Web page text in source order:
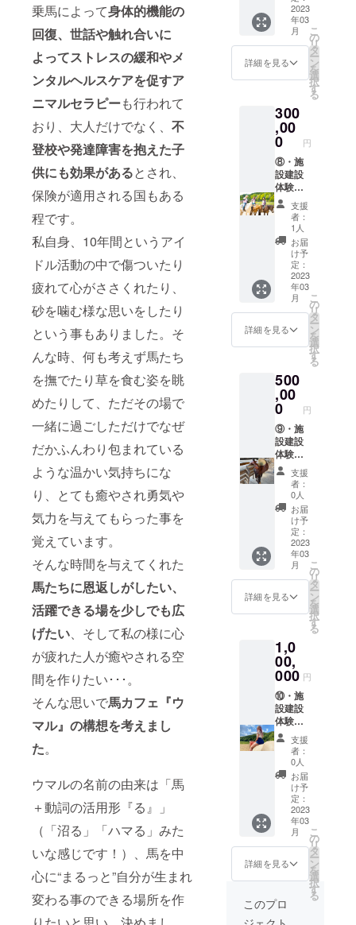
乗馬によって身体的機能の
回復、世話や触れ合いに
よってストレスの緩和やメ
ンタルヘルスケアを促すア
ニマルセラピーも行われて
おり、大人だけでなく、 不
登校や発達障害を抱えた子
供にも効果があるとされ、
保険が適用される国もある
程です。
私自身、10年間というアイ
ドル活動の中で傷ついたり
疲れて心がささくれたり、
砂を噛む様な思いをしたり
という事もありました。そ
んな時、何も考えず馬たち
を撫でたり草を食む姿を眺
めたりして、ただその場で
一緒に過ごしただけでなぜ
だかふんわり包まれている
ような温かい気持ちにな
り、とても癒やされ勇気や
気力を与えてもらった事を
覚えています。
そんな時間を与えてくれた
馬たちに恩返しがしたい、
活躍できる場を少しでも広
げたい、そして私の様に心
が疲れた人が癒やされる空
間を作りたい･･･。
そんな思いで馬カフェ『ウ
マル』の構想を考えまし
た。
ウマルの名前の由来は「馬
＋動詞の活用形『る』」
（「沼る」「ハマる」みた
いな感じです！）、馬を中
心に“まるっと”自分が生まれ
変わる事のできる場所を作
載下さ
い。経
験があ
る場合
はどの
程度の
作業が
も合わ
せてご
記載頂
けると
助かり
ます。
い」か
をご記
載下さ
い。経
験があ
る場合
はどの
作業が
可能か
も合わ
せてご
記載頂
けると
助かり
ます。
アン
ケート
形式で
調整さ
せて頂
一名様
となり
ますの
で、複
数人で
ご参加
された
い場合
はお一
人ずつ
のご支
援をお
願い致
しま
す。 初
めてお
迎えし
た馬の
様子を3
お送り
しま
す。 公
式サイ
トにご
支援者
様とし
てお名
前を掲
載させ
て頂き
ます。
ウマル
を応援
したい
という
方にお
すすめ
※備考欄
経験が
有る か
無い」
かをご
記載下
さい。
経験が
ある場
合はど
の程度
の作業
が可能
かも合
わせて
ご記載
頂ける
と助か
りま
ドファ
す。 建
設開始
時から
プレ
オープ
いつで
もご利
用頂け
ます。
メール
で作業
内容と
日時を
お知ら
せ致し
ますの
で、ご
都合の
付く時
に自由
にご参
加頂け
るよう
調整さ
せて頂
きま
す。 参
加権は
一名様
となり
ますの
で、複
数人で
ご参加
された
い場合
はお一
人ずつ
のご支
援をお
願い致
迎えし
た馬の
様子を3
分間撮
影して
お送り
しま
す。 公
式サイ
トと施
設内看
板にご
支援者
様とし
てお名
前を掲
載させ
て頂き
を見る
たびに
わった
施設に
お迎え
した馬
と触れ
合う時
間は、
特別な
リラク
ゼー
ション
を感じ
てもら
えると
思いま
す。 建
設開始
時から
プレ
オープ
ンまで
のご案
内時に
いつで
もご利
用頂け
ます。
で作業
内容と
日時を
お知ら
せ致し
ますの
で、ご
都合の
付く時
に自由
にご参
加頂け
るよう
アン
ケート
形式で
調整さ
せて頂
きま
す。 公
トと施
設内看
板にご
支援者
様とし
てお名
前を掲
載させ
て頂き
ます。
グラン
ドオー
プン前
の約1ヶ
月間、
関係者
として
プレ
オープ
ン期間
に2名様
でご利
乗コー
スの馬
道整備
など、
施設建
設に関
わる
作業に
参加し
て一緒
にウマ
ルを
作って
下さ
い。DIY
初心者
の方か
らプロ
の方ま
で多く
の方に
ご参加
頂きた
いで
す。 自
分が建
設に関
施設に
お迎え
した馬
と触れ
合う時
間は、
きっと
特別な
リラク
ゼー
ション
を感じ
てもら
えると
思いま
す。 建
設開始
時から
プレ
オープ
のご案
内時に
いつで
もご利
用頂け
ます。
メール
で作業
内容と
日時を
お知ら
せ致し
ますの
で、ご
都合の
付く時
に自由
にご参
加頂け
るよう
アン
ケート
看板に
記名1年
間 ・
馬の勉
強会1回
＆プレ
オープ
入場権2
名様
・記
念植樹1
本（桜
or林
檎）
クラ
ブハウ
スや厩
舎、馬
場や外
乗コー
スの馬
道整備
など、
施設建
設に関
わる
様々な
参加し
て一緒
にウマ
ルを
作って
下さ
い。DIY
初心者
の方か
らプロ
の方ま
で多く
の方に
ご参加
頂きた
いで
す。 自
分が建
設に関
わった
お迎え
した馬
と触れ
合う時
間は、
きっと
特別な
リラク
ゼー
ション
を感じ
てもら
えると
思いま
す。 建
設開始
時から
プレ
オープ
ンまで
のご案
内時に
2023
年03
月
詳細を見る
こ
の
リ
タ
ー
ン
を
選
択
す
る
300
,00
0 円
⑧・施
設建設
体験参
加権4名
様分
・公
式サイ
ト及び
施設内
看板に
記名1年
間 ・
支援者
様限定
カメラ
24時間
イブ配
信のご
視聴
・記
念植樹2
本（桜
＆林
檎） ク
ラブハ
ウスや
厩舎、
馬場や
外乗
コース
の馬道
整備な
ど、施
設建設
に関わ
る様々
に参加
して一
緒にウ
マルを
作って
下さ
い。DIY
初心者
の方か
らプロ
の方ま
で多く
の方に
ご参加
頂きた
いで
す。 自
分が建
設に関
わった
施設に
お迎え
支援
者：
1人
お届
け予
定：
2023
年03
月
詳細を見る
こ
の
リ
タ
ー
ン
を
選
択
す
る
500
,00
0 円
⑨・施
設建設
体験参
加権4名
様分
・公
式サイ
ト及び
施設内
看板に
記名1年
間 ・
支援者
様限定
カメラ
24時間
イブ配
信のご
視聴
・記
念植樹2
本（桜
＆林
檎）
・ウ
マル1日
貸切権
クラブ
ハウス
や厩
舎、馬
場や外
乗コー
スの馬
道整備
など、
施設建
設に関
支援
者：
0人
お届
け予
定：
2023
年03
月
詳細を見る
こ
の
リ
タ
ー
ン
を
選
択
す
る
1,0
00,
000 円
⑩・施
設建設
体験参
加権10
名様分
・公
式サイ
ト及び
施設内
看板に
記名1年
間 ・
支援者
様限定
カメラ
24時間
厩舎ラ
イブ配
支援
者：
0人
お届
け予
定：
2023
年03
月
詳細を見る
こ
の
リ
タ
ー
ン
を
選
択
す
る
このプロ